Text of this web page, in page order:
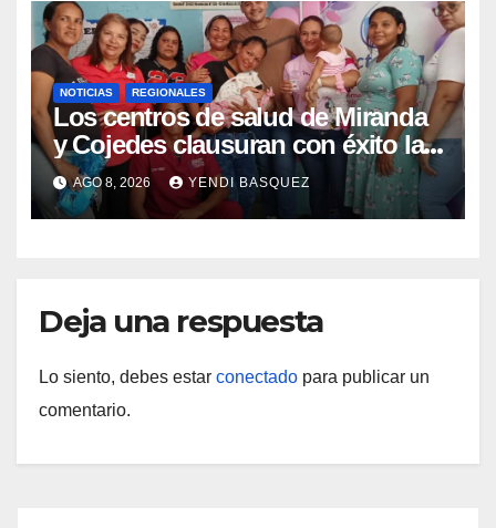
NOTICIAS REGIONALES
Los centros de salud de Miranda
y Cojedes clausuran con éxito la
Semana Mundial de la Lactancia
Materna
AGO 8, 2026 YENDI BASQUEZ
Deja una respuesta
Lo siento, debes estar conectado para publicar un
comentario.